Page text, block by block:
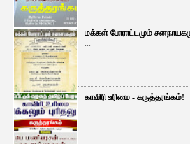
மக்கள் போராட்டமும்
...
காவிரி உரிமை - கருத்தரங்கம்!
...